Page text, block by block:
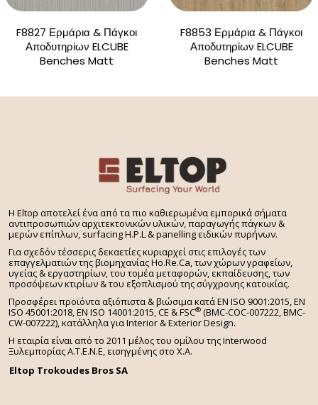
F8827 Ερμάρια & Πάγκοι
Αποδυτηρίων ELCUBE
Benches Matt
F8853 Ερμάρια & Πάγκοι
Αποδυτηρίων ELCUBE
Benches Matt
H Eltop αποτελεί ένα από τα πιο καθιερωμένα εμπορικά σήματα
αντιπροσωπιών αρχιτεκτονικών υλικών, παραγωγής πάγκων &
μερών επίπλων, surfacing H.P.L & panelling ειδικών πυρήνων.
Για σχεδόν τέσσερις δεκαετίες κυριαρχεί στις επιλογές των
επαγγελματιών της βιομηχανίας Ho.Re.Ca, των χώρων γραφείων,
υγείας & εργαστηρίων, του τομέα μεταφορών, εκπαίδευσης, των
προσόψεων κτιρίων & του εξοπλισμού της σύγχρονης κατοικίας.
Προσφέρει προϊόντα αξιόπιστα & βιώσιμα κατά EN ISO 9001:2015, EN
ISO 45001:2018, EN ISO 14001:2015, CE & FSC® (BMC-COC-007222, BMC-
CW-007222), κατάλληλα για Interior & Exterior Design.
Η εταιρία είναι από το 2011 μέλος του ομίλου της Interwood
Ξυλεμπορίας Α.Τ.Ε.Ν.Ε, εισηγμένης στο Χ.A.
Eltop Trokoudes Bros SA